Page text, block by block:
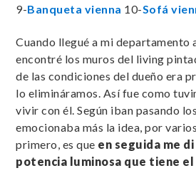
9-Banqueta vienna 10-Sofá
Cuando llegué a mi departamento
encontré los muros del living
de las condiciones del dueño era
lo elimináramos. Así fue como
vivir con él. Según iban pasando
emocionaba más la idea, por
primero, es que en seguida me
potencia luminosa que tiene